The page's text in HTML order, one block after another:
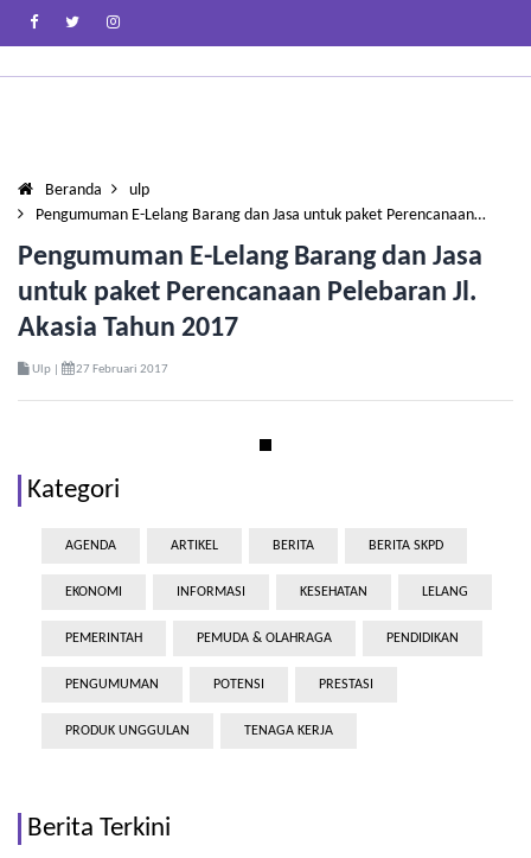
Beranda
ulp
Pengumuman E-Lelang Barang dan Jasa untuk paket Perencanaan…
Pengumuman E-Lelang Barang dan Jasa
untuk paket Perencanaan Pelebaran Jl.
Akasia Tahun 2017
Ulp | 27 Februari 2017
Kategori
AGENDA ARTIKEL BERITA BERITA SKPD
EKONOMI INFORMASI KESEHATAN LELANG
PEMERINTAH PEMUDA & OLAHRAGA PENDIDIKAN
PENGUMUMAN POTENSI PRESTASI
PRODUK UNGGULAN TENAGA KERJA
Berita Terkini